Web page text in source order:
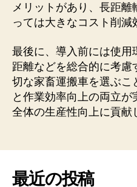
ド
へ
メリットがあり、長距離
っては大きなコスト削減
最後に、導入前には使用
距離などを総合的に考慮
切な家畜運搬車を選ぶこ
と作業効率向上の両立
全体の生産性向上に貢献
最近の投稿